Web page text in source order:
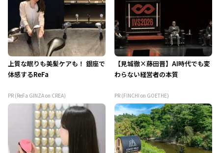
上質な眠りも美髪ケアも！ 銀座で
体感するReFa
PR (ReFa GINZA on CREA)
【見城徹×藤田晋】AI時代でも変
わらない経営者の本質
PR (FINCHI on GOETHE)